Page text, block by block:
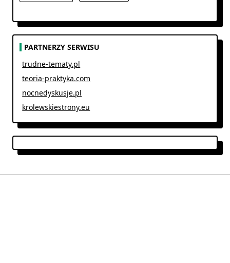
PARTNERZY SERWISU
trudne-tematy.pl
teoria-praktyka.com
nocnedyskusje.pl
krolewskiestrony.eu